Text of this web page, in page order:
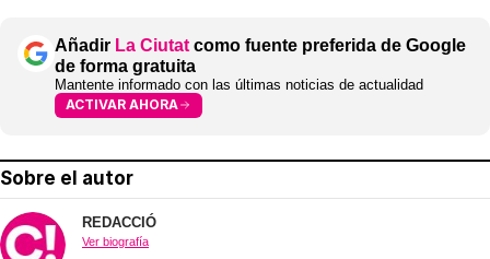
Añadir La Ciutat como fuente preferida de Google
de forma gratuita
Mantente informado con las últimas noticias de actualidad
ACTIVAR AHORA
Sobre el autor
REDACCIÓ
Ver biografía